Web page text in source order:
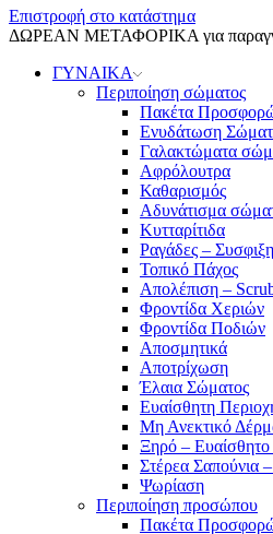
Επιστροφή στο κατάστημα
ΔΩΡΕΑΝ ΜΕΤΑΦΟΡΙΚΑ για
ΓΥΝΑΙΚΑ
Περιποίηση σώματος
Πακέτα
Ενυδάτωση
Γαλακτώματα
Αφρόλουτρα
Καθαρισμός
Αδυνάτισμα
Κυτταρίτιδα
Ραγάδες – Συσφιξη
Τοπικό Πάχος
Απολέπιση –
Φροντίδα Χεριών
Φροντίδα Ποδιών
Αποσμητικά
Αποτρίχωση
Έλαια Σώματος
Ευαίσθητη
Μη Ανεκτικό
Ξηρό –
Στέρεα Σαπούνια
Ψωρίαση
Περιποίηση προσώπου
Πακέτα